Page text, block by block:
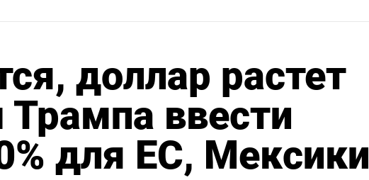
доллар растет
Трампа ввести
для ЕС, Мексики